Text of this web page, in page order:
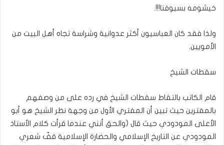
خيشومه بسيوفنا!!!.
ولذا فقد كان العباسيون أكثر عدوانية وشراسة تجاه أهل البيت من
الأمويين.
سقطات الشيخ
قام الكاتب بالتقاط سقطات الشيخ في رده على من وصفهم
بالمفترين حيث تبين أن المفتري الأول من وجهة نظر الشيخ هو أبو
الأعلى المودودي حيث قال (والحق أنني عندما قرأت كلام الأستاذ
المودودي عن التاريخ الإسلامي والحضارة الإسلامية قفّ شعري